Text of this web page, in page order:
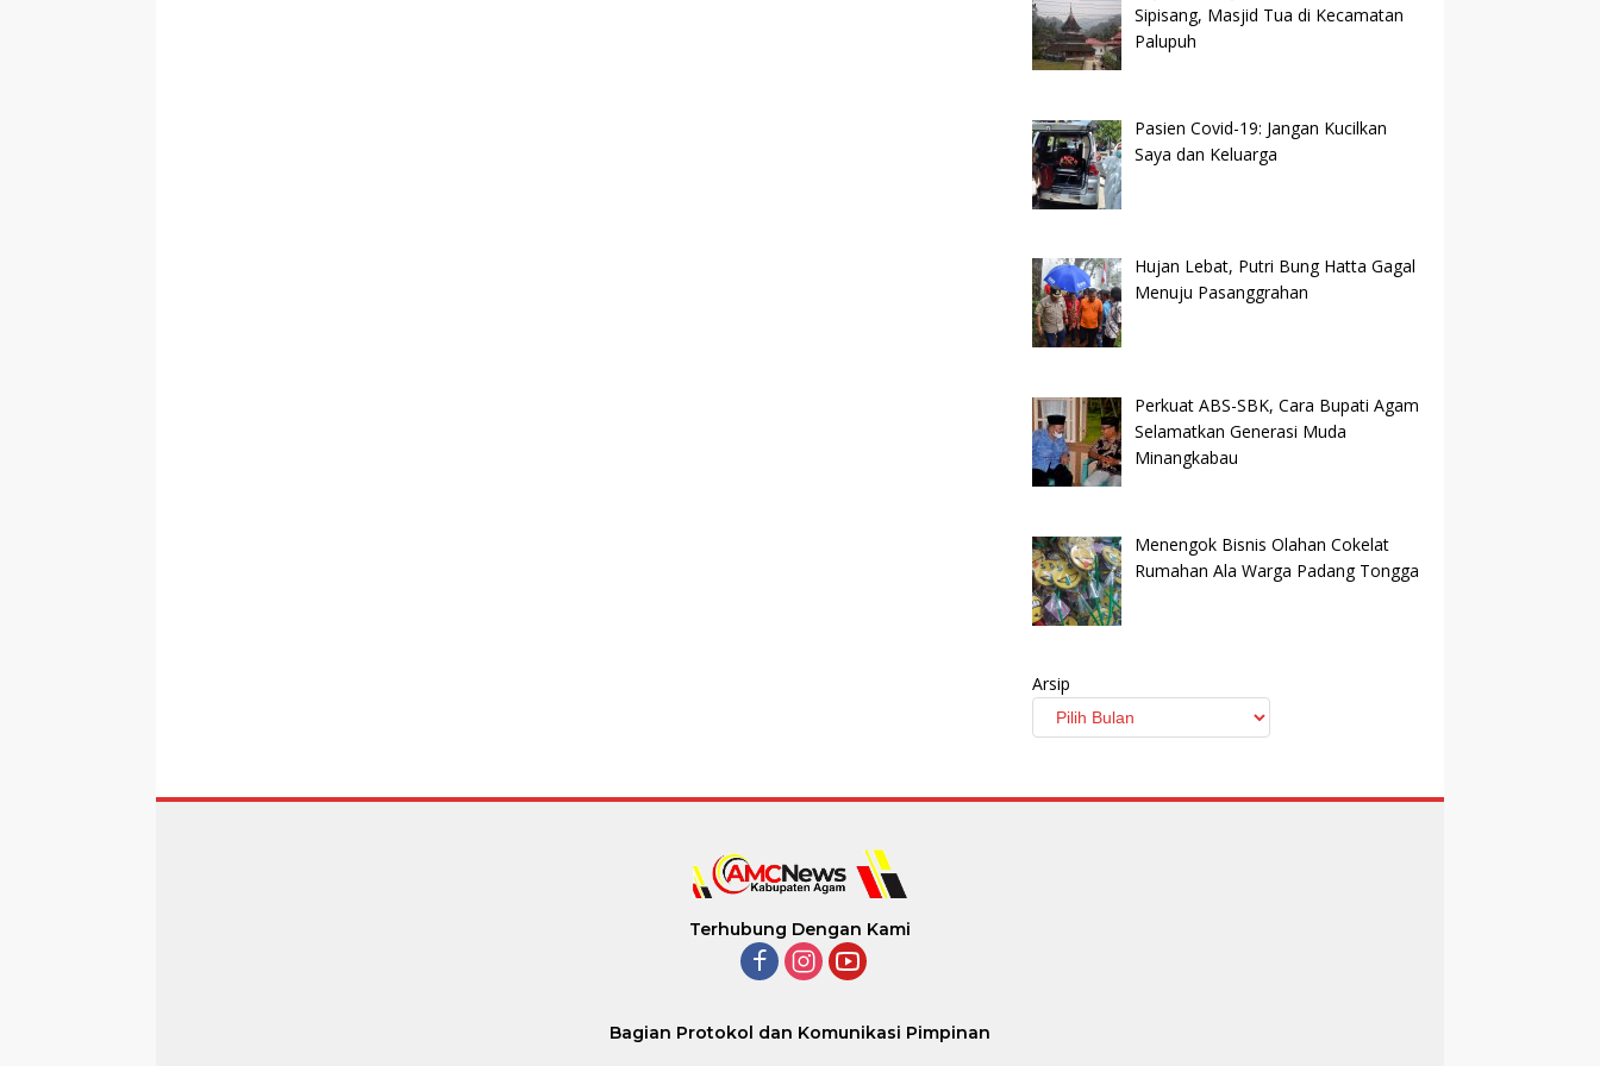
Sipisang, Masjid Tua di Kecamatan
Palupuh
Pasien Covid-19: Jangan Kucilkan
Saya dan Keluarga
Hujan Lebat, Putri Bung Hatta Gagal
Menuju Pasanggrahan
Perkuat ABS-SBK, Cara Bupati Agam
Selamatkan Generasi Muda
Minangkabau
Menengok Bisnis Olahan Cokelat
Rumahan Ala Warga Padang Tongga
Arsip
Terhubung Dengan Kami
Bagian Protokol dan Komunikasi Pimpinan